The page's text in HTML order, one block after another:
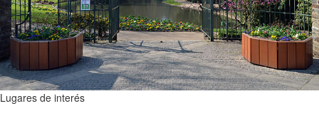
Lugares de interés